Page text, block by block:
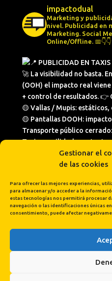
Gestionar el
de las cookies
Para ofrecer las mejores experiencias,
para almacenar y/o acceder a la
estas tecnologías nos permitirá procesar
navegación o las identificaciones únicas
consentimiento, puede afectar
impactodual
Marketing y
nivel. Publicidad en
Marketing. Social
Online/Offline. 📅👇👇
Cargar más...